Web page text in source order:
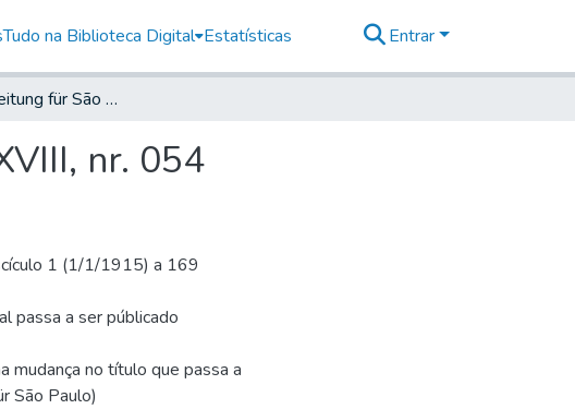
Tudo na Biblioteca Digital Estatísticas Entrar
Deutsche Zeitung für São Paulo, 1915, Jahrg. XVIII, nr. 054
nr. 054
1 (1/1/1915) a 169
passa a ser públicado
no título que passa a
São Paulo)